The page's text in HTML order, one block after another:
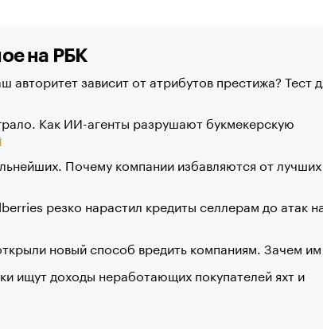
на РБК
авторитет зависит от атрибутов престижа? Тест
Как ИИ-агенты разрушают букмекерскую
Почему компании избавляются от лучших
резко нарастил кредиты селлерам до атак
новый способ вредить компаниям. Зачем
ищут доходы неработающих покупателей яхт и